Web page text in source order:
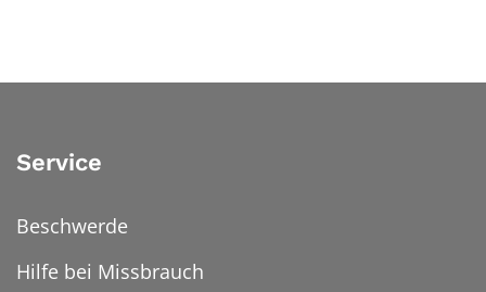
Service
Beschwerde
Hilfe bei Missbrauch